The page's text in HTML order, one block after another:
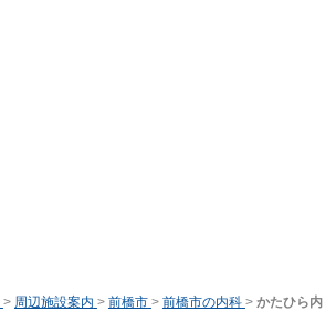
> 周辺施設案内 > 前橋市 > 前橋市の内科 > かたひら内